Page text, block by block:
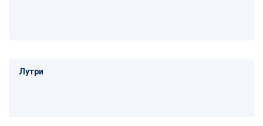
Лутри